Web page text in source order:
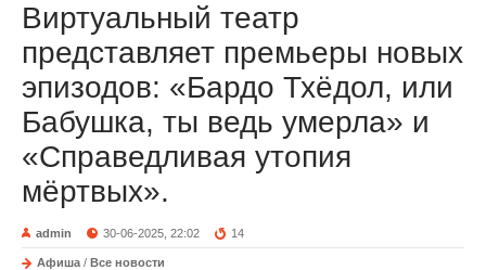
Виртуальный театр
представляет премьеры новых
эпизодов: «Бардо Тхёдол, или
Бабушка, ты ведь умерла» и
«Справедливая утопия
мёртвых».
admin 30-06-2025, 22:02 14
Афиша / Все новости